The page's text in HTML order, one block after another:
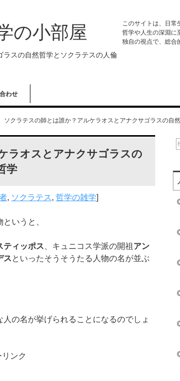
の小部屋
ラスの自然哲学とソクラテスの人倫
このサイトは、日常
哲学や人生の深淵に
独自の視点で、総合
わせ
ソクラテスの師とは誰か？アルケラオスとアナクサゴラスの自
ラオスとアナクサゴラスの
学
, ソクラテス, 哲学の雑学]
いうと、
ティッポス 、キュニコス学派の開祖 アン
スといったそうそうたる人物の名が並ぶ
の名が挙げられることになるのでしょ
ンク